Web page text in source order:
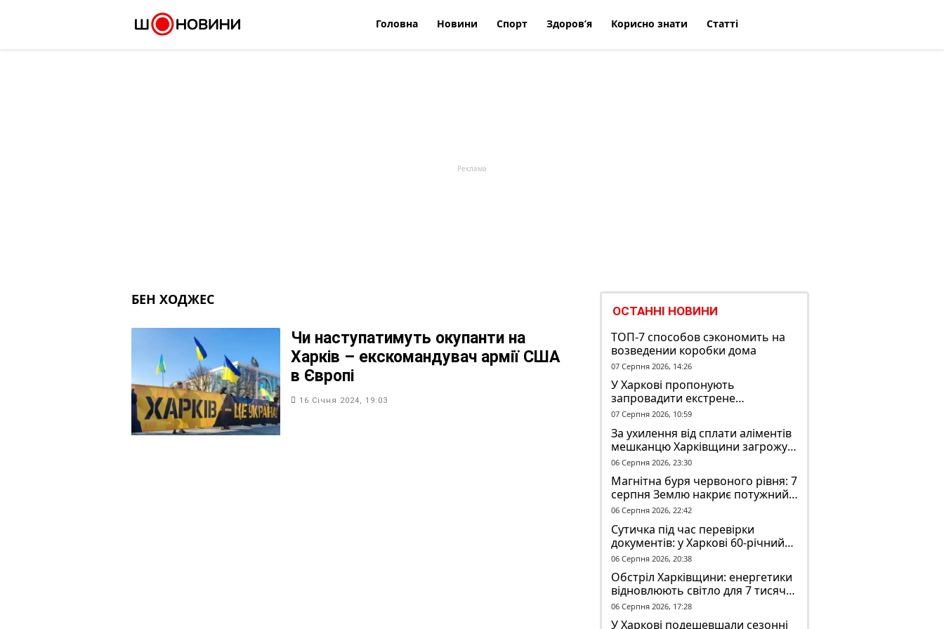
Головна Новини Спорт Здоров’я Корисно знати Статті
БЕН ХОДЖЕС
Чи наступатимуть окупанти на
Харків – екскомандувач армії США
в Європі
16 Січня 2024, 19:03
ОСТАННІ НОВИНИ
ТОП-7 способов сэкономить на
возведении коробки дома
07 Серпня 2026, 14:26
У Харкові пропонують
запровадити екстрене
оповіщення в трамваях і
07 Серпня 2026, 10:59
За ухилення від сплати аліментів
мешканцю Харківщини загрожує
до 2 років обмеження волі
06 Серпня 2026, 23:30
Магнітна буря червоного рівня: 7
серпня Землю накриє потужний
геомагнітний шторм
06 Серпня 2026, 22:42
Сутичка під час перевірки
документів: у Харкові 60-річний
чоловік постраждав у конфлікті з
ТЦК
06 Серпня 2026, 20:38
Обстріл Харківщини: енергетики
відновлюють світло для 7 тисяч
споживачів
06 Серпня 2026, 17:28
У Харкові подешевшали сезонні